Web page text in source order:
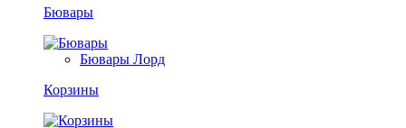
Бювары
Бювары Лорд
Корзины